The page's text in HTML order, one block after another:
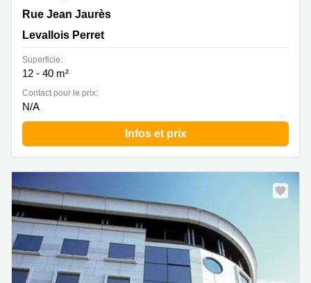
120 rue Jean Jaurès, Levallois Perret
Rue Jean Jaurès
Levallois Perret
Superficie:
12 - 40 m²
Contact pour le prix:
N/A
Infos et prix